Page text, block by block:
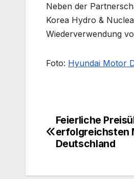
Neben der
Korea Hydro &
Wiederverwendung
Foto: Hyundai Motor
Feierliche
erfolgreichsten
Deutschland